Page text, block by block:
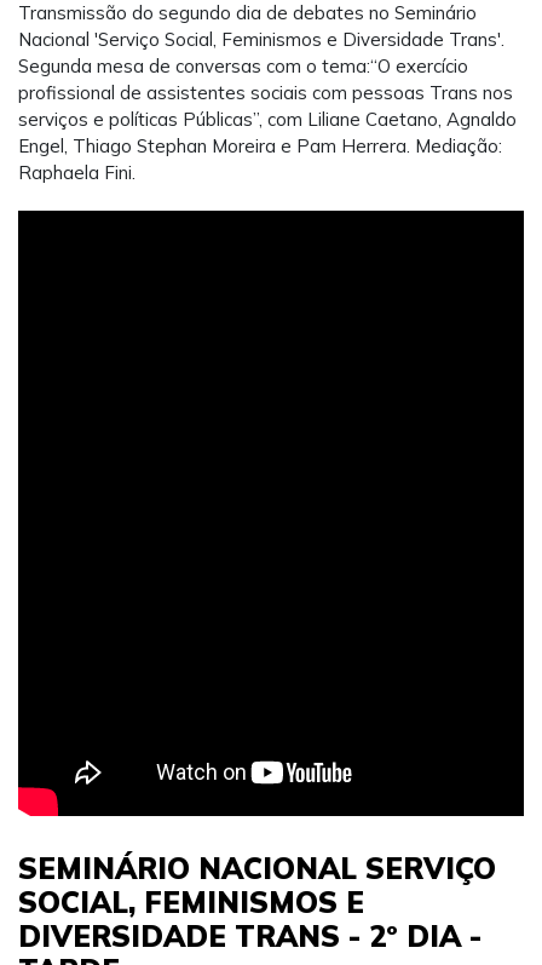
Transmissão do segundo dia de debates no Seminário
Nacional 'Serviço Social, Feminismos e Diversidade Trans'.
Segunda mesa de conversas com o tema:“O exercício
profissional de assistentes sociais com pessoas Trans nos
serviços e políticas Públicas”, com Liliane Caetano, Agnaldo
Engel, Thiago Stephan Moreira e Pam Herrera. Mediação:
Raphaela Fini.
SEMINÁRIO NACIONAL SERVIÇO
SOCIAL, FEMINISMOS E
DIVERSIDADE TRANS - 2º DIA -